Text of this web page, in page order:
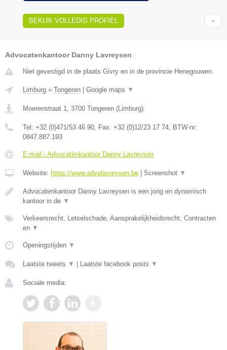
BEKIJK VOLLEDIG PROFIEL
Advocatenkantoor Danny Lavreysen
Niet gevestigd in de plaats Givry en in de provincie Henegouwen.
Limburg » Tongeren Google maps ▼
Moerenstraat 1 3700 Tongeren ( Limburg)
Tel: +32 (0)471/53 46 90 , Fax: +32 (0)12/23 17 74 , BTW-nr:
0847.887.193
E-mail › Advocatenkantoor Danny Lavreysen
Website: https://www.advolavreysen.be Screenshot ▼
Advocatenkantoor Danny Lavreysen is een jong en dynamisch
kantoor in de ▼
Verkeersrecht, Letselschade, Aansprakelijkheidsrecht, Contracten
en ▼
Openingstijden ▼
Laatste tweets ▼ Laatste facebook posts ▼
Sociale media: